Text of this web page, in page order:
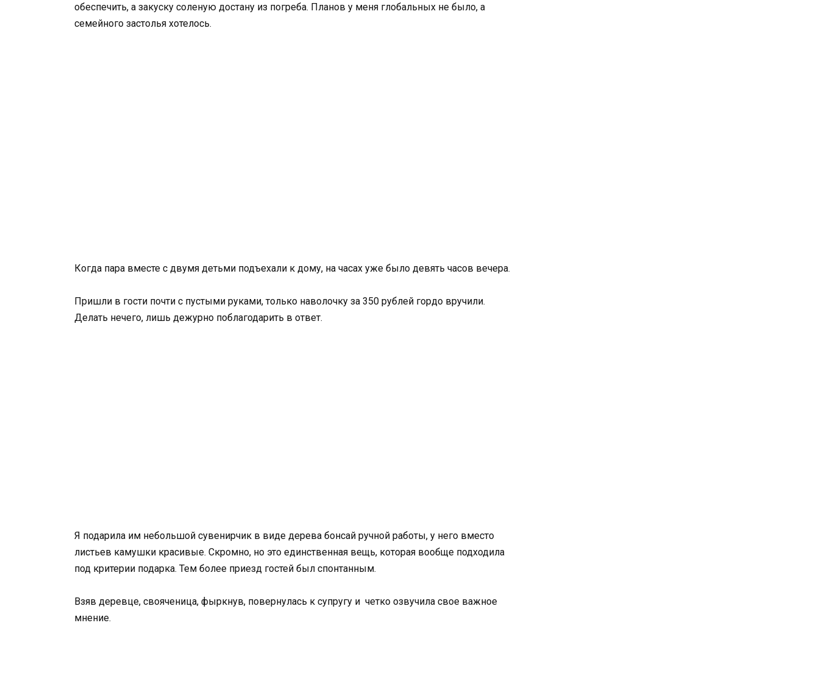
обеспечить, а закуску соленую достану из погреба. Планов у меня глобальных не было, а
семейного застолья хотелось.
Когда пара вместе с двумя детьми подъехали к дому, на часах уже было девять часов вечера.
Пришли в гости почти с пустыми руками, только наволочку за 350 рублей гордо вручили.
Делать нечего, лишь дежурно поблагодарить в ответ.
Я подарила им небольшой сувенирчик в виде дерева бонсай ручной работы, у него вместо
листьев камушки красивые. Скромно, но это единственная вещь, которая вообще подходила
под критерии подарка. Тем более приезд гостей был спонтанным.
Взяв деревце, свояченица, фыркнув, повернулась к супругу и четко озвучила свое важное
мнение.